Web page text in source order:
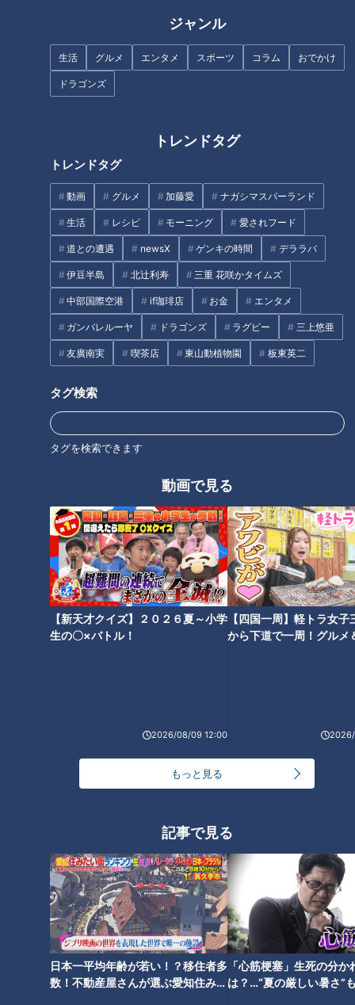
ジャンル
生活 グルメ エンタメ スポーツ コラム おでかけ
ドラゴンズ
トレンドタグ
トレンドタグ
動画 グルメ 加藤愛 ナガシマスパーランド
生活 レシピ モーニング 愛されフード
道との遭遇 newsX ゲンキの時間 デララバ
伊豆半島 北辻利寿 三重 花咲かタイムズ
中部国際空港 if珈琲店 お金 エンタメ
ガンバレルーヤ ドラゴンズ ラグビー 三上悠亜
友廣南実 喫茶店 東山動植物園 板東英二
タグ検索
タグを検索できます
動画で見る
【新天才クイズ】２０２６夏～小学
生の〇×バトル！
2026/08/09 12:00
【四国一周】軽トラ女子
から下道で一周！グルメ
もっと見る
記事で見る
日本一平均年齢が若い！？移住者多
数！不動産屋さんが選ぶ愛知住みた
「心筋梗塞」生死の分か
は？…“夏の厳しい暑さ”
酒 大さじ1
砂糖、片栗粉 各小さじ2
作り方
1 むきえびは背ワタを除いて水洗いし、水気を押さえる。ボ
ウルに入れて塩、こしょうをふり、片栗粉をまぶす。
2 オクラはガクを除き、沸騰した湯に塩適量を入れて1分ほど
ゆでて斜め半分に切る。
3 玉ねぎは粗みじん切り、にんにく、しょうがはみじん切り
4 分量の水、鶏ガラスープの素、酒、砂糖、トマトケチャッ
プ、しょうゆ、油、片栗粉を混ぜ合わせる。
5 油2カップを175℃に熱し、1のえびを2～3分揚げて火を通
6 フライパンに油小さじ2を熱し、玉ねぎ、にんにく、しょ
うが、豆板醤を入れて弱めの中火で1分ほど炒め、4を加えて
強く煮立て、2、5を加えてひと煮する。
この記事を見たあなたへのおすすめ
「さばの竜田揚げ」の作り方
【キユーピー３分クッキング】
「厚揚げの高速煮込み」の作り
方【キユーピー３分クッキン
グ】